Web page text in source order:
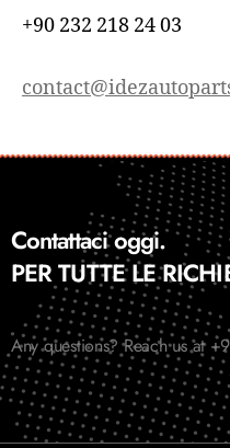
+90 232 218 24 03
Contattaci oggi.
PER TUTTE LE
Any questions? Reach us at